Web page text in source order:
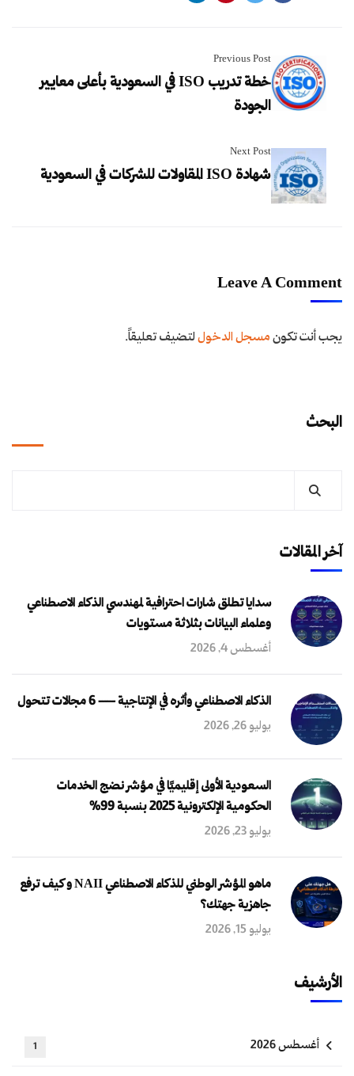
Previous Post
خطة تدريب ISO في السعودية بأعلى معايير
الجودة
Next Post
شهادة ISO المقاولات للشركات في السعودية
Leave A Comment
يجب أنت تكونمسجل الدخوللتضيف تعليقاً.
البحث
آخر المقالات
سدايا تطلق شارات احترافية لمهندسي الذكاء الاصطناعي
وعلماء البيانات بثلاثة مستويات
أغسطس 4, 2026
الذكاء الاصطناعي وأثره في الإنتاجية — 6 مجالات تتحول
يوليو 26, 2026
السعودية الأولى إقليميًا في مؤشر نضج الخدمات
الحكومية الإلكترونية 2025 بنسبة 99%
يوليو 23, 2026
ماهو المؤشر الوطني للذكاء الاصطناعي NAII و كيف ترفع
جاهزية جهتك؟
يوليو 15, 2026
الأرشيف
أغسطس 2026 1